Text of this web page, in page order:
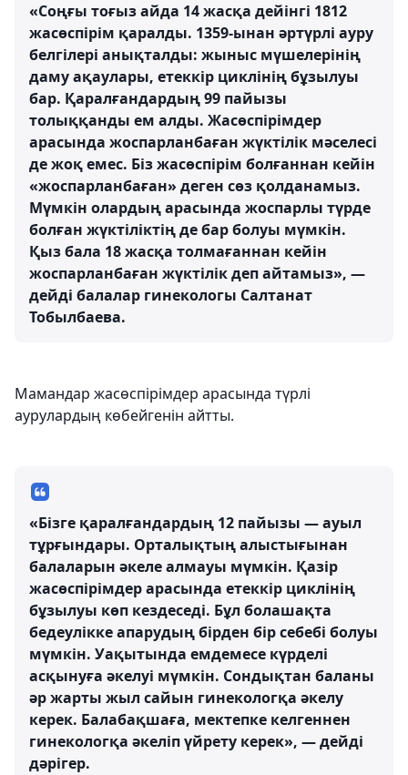
«Соңғы тоғыз айда 14 жасқа дейінгі 1812
жасөспірім қаралды. 1359-ынан әртүрлі ауру
белгілері анықталды: жыныс мүшелерінің
даму ақаулары, етеккір циклінің бұзылуы
бар. Қаралғандардың 99 пайызы
толыққанды ем алды. Жасөспірімдер
арасында жоспарланбаған жүктілік мәселесі
де жоқ емес. Біз жасөспірім болғаннан кейін
«жоспарланбаған» деген сөз қолданамыз.
Мүмкін олардың арасында жоспарлы түрде
болған жүктіліктің де бар болуы мүмкін.
Қыз бала 18 жасқа толмағаннан кейін
жоспарланбаған жүктілік деп айтамыз», —
дейді балалар гинекологы Салтанат
Тобылбаева.
Мамандар жасөспірімдер арасында түрлі
аурулардың көбейгенін айтты.
«Бізге қаралғандардың 12 пайызы — ауыл
тұрғындары. Орталықтың алыстығынан
балаларын әкеле алмауы мүмкін. Қазір
жасөспірімдер арасында етеккір циклінің
бұзылуы көп кездеседі. Бұл болашақта
бедеулікке апарудың бірден бір себебі болуы
мүмкін. Уақытында емдемесе күрделі
асқынуға әкелуі мүмкін. Сондықтан баланы
әр жарты жыл сайын гинекологқа әкелу
керек. Балабақшаға, мектепке келгеннен
гинекологқа әкеліп үйрету керек», — дейді
дәрігер.